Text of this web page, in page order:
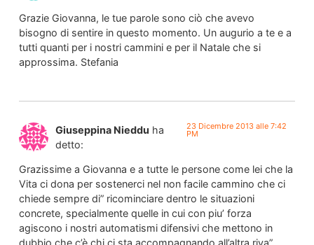
Grazie Giovanna, le tue parole sono ciò che avevo
bisogno di sentire in questo momento. Un augurio a te e a
tutti quanti per i nostri cammini e per il Natale che si
approssima. Stefania
Giuseppina Nieddu ha
detto:
23 Dicembre 2013 alle 7:42
PM
Grazissime a Giovanna e a tutte le persone come lei che la
Vita ci dona per sostenerci nel non facile cammino che ci
chiede sempre di” ricominciare dentro le situazioni
concrete, specialmente quelle in cui con piu’ forza
agiscono i nostri automatismi difensivi che mettono in
dubbio che c’è chi ci sta accompagnando all’altra riva”.